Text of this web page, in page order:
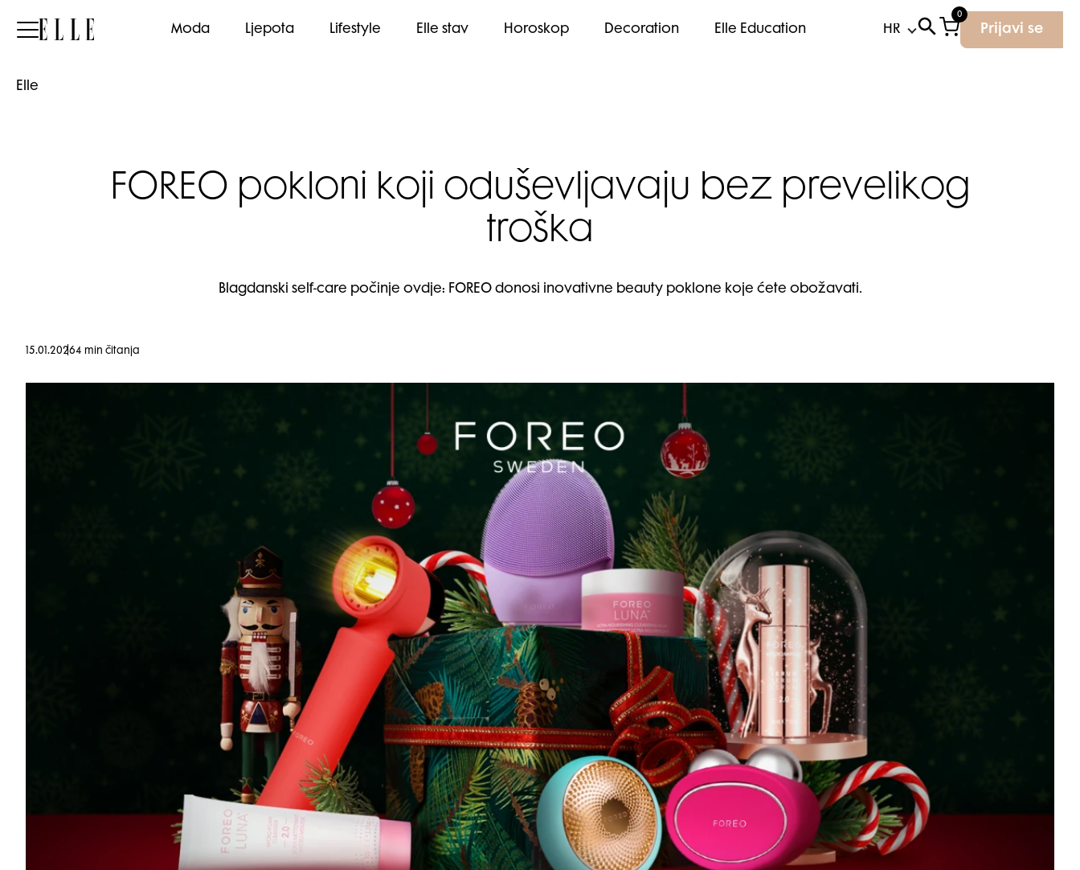
Elle Moda Ljepota Lifestyle Elle stav Horoskop Decoration Elle Education
0
Prijavi se
Elle
FOREO pokloni koji oduševljavaju bez prevelikog
troška
Blagdanski self-care počinje ovdje: FOREO donosi inovativne beauty poklone koje ćete obožavati.
15.01.20264 min čitanja